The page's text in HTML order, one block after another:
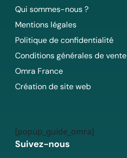
Qui sommes-nous ?
Mentions légales
Politique de confidentialité
Conditions générales de vente
Omra France
Création de site web
[popup_guide_omra]
Suivez-nous